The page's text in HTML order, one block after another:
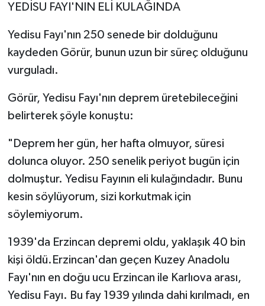
YEDİSU FAYI'NIN ELİ KULAĞINDA
Yedisu Fayı'nın 250 senede bir dolduğunu
kaydeden Görür, bunun uzun bir süreç olduğunu
vurguladı.
Görür, Yedisu Fayı'nın deprem üretebileceğini
belirterek şöyle konuştu:
"Deprem her gün, her hafta olmuyor, süresi
dolunca oluyor. 250 senelik periyot bugün için
dolmuştur. Yedisu Fayının eli kulağındadır. Bunu
kesin söylüyorum, sizi korkutmak için
söylemiyorum.
1939'da Erzincan depremi oldu, yaklaşık 40 bin
kişi öldü.Erzincan'dan geçen Kuzey Anadolu
Fayı'nın en doğu ucu Erzincan ile Karlıova arası,
Yedisu Fayı. Bu fay 1939 yılında dahi kırılmadı, en